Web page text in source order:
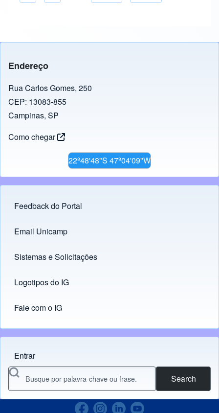
Endereço
Rua Carlos Gomes, 250
CEP: 13083-855
Campinas, SP
Como chegar
22º48'48"S 47º04'09"W
Footer menu
Feedback do Portal
Links
Email Unicamp
(opens in new tab)
Sistemas e Solicitações
(opens in new tab)
Logotipos do IG
(opens in new tab)
Fale com o IG
Menu do usuário
Entrar
Search